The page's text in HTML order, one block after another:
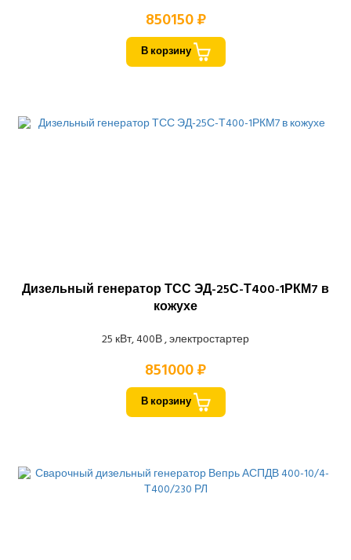
850150 ₽
В корзину
Дизельный генератор ТСС ЭД-25С-Т400-1РКМ7 в
кожухе
25 кВт, 400В , электростартер
851000 ₽
В корзину